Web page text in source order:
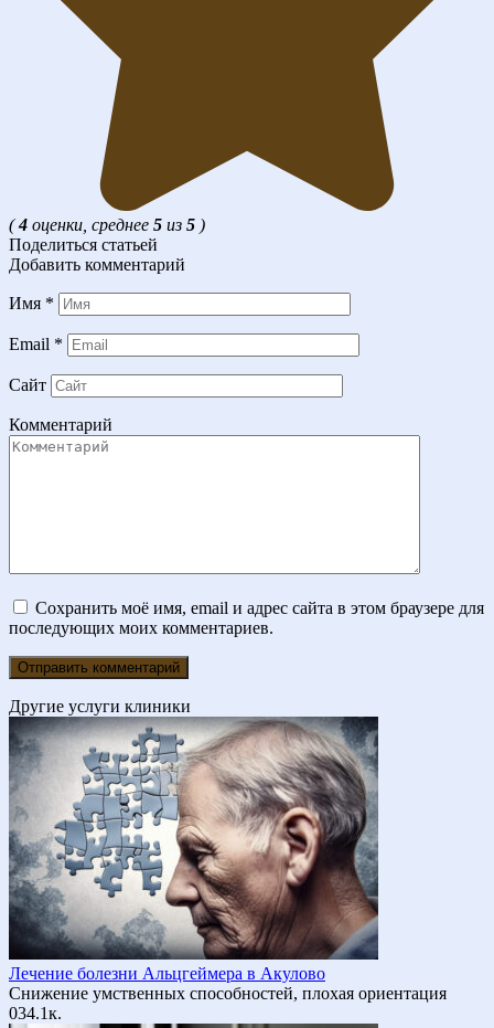
(4 оценки, среднее 5 из 5 )
Поделиться статьей
Добавить комментарий
Имя *
Email *
Сайт
Комментарий
Сохранить моё имя, email и адрес сайта в этом браузере для
последующих моих комментариев.
Другие услуги клиники
Лечение болезни Альцгеймера в Акулово
Снижение умственных способностей, плохая ориентация
034.1к.